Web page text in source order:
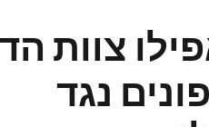
צוות
נגד